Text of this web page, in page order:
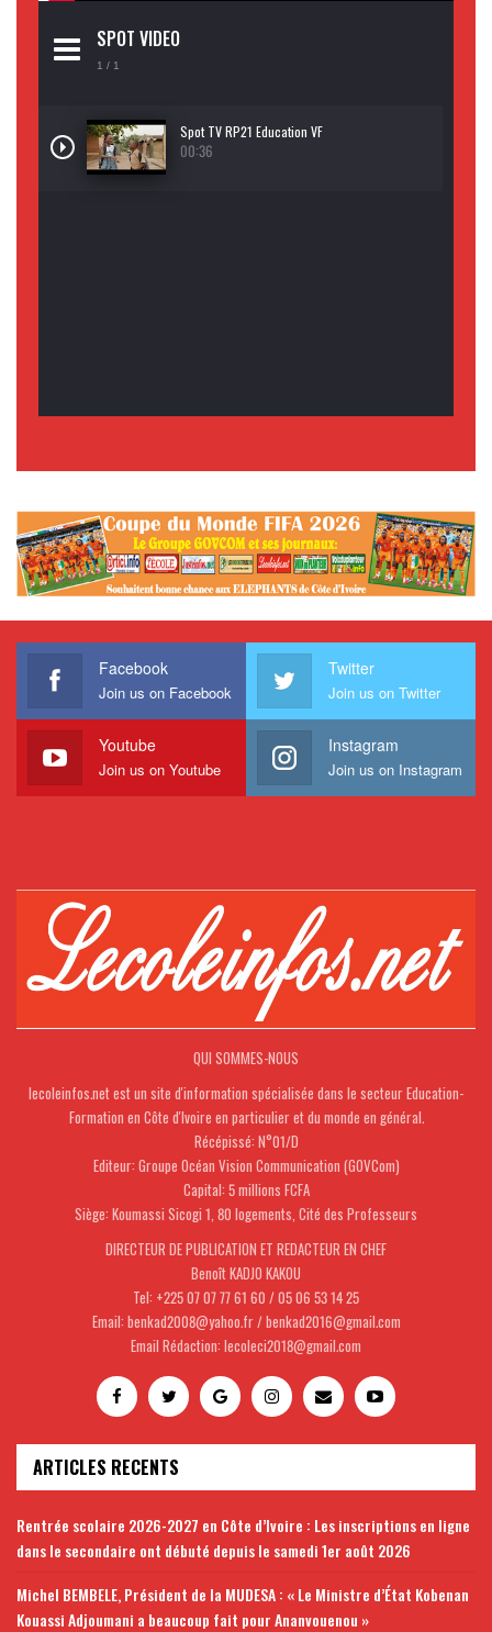
SPOT VIDEO
1 / 1
Spot TV RP21 Education VF
00:36
Facebook
Join us on Facebook
Twitter
Join us on Twitter
Youtube
Join us on Youtube
Instagram
Join us on Instagram
QUI SOMMES-NOUS
lecoleinfos.net est un site d'information spécialisée dans le secteur Education-
Formation en Côte d'Ivoire en particulier et du monde en général.
Récépissé: N°01/D
Editeur: Groupe Océan Vision Communication (GOVCom)
Capital: 5 millions FCFA
Siège: Koumassi Sicogi 1, 80 logements, Cité des Professeurs
DIRECTEUR DE PUBLICATION ET REDACTEUR EN CHEF
Benoît KADJO KAKOU
Tel: +225 07 07 77 61 60 / 05 06 53 14 25
Email: benkad2008@yahoo.fr / benkad2016@gmail.com
Email Rédaction: lecoleci2018@gmail.com
ARTICLES RECENTS
Rentrée scolaire 2026-2027 en Côte d’Ivoire : Les inscriptions en ligne
dans le secondaire ont débuté depuis le samedi 1er août 2026
Michel BEMBELE, Président de la MUDESA : « Le Ministre d’État Kobenan
Kouassi Adjoumani a beaucoup fait pour Ananvouenou »